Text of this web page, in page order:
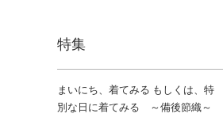
特集
まいにち、着てみる もしくは、特
別な日に着てみる ～備後節織～